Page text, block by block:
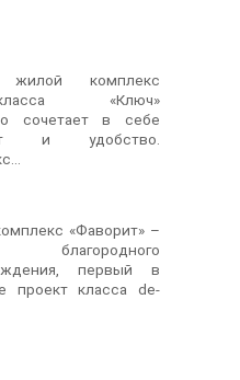
комплекс
класса «Ключ»
сочетает в себе
и удобство.
«Фаворит» –
первый в
проект класса de-